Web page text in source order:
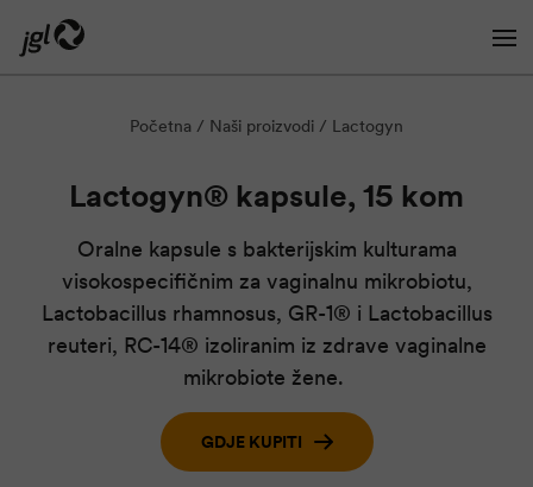
Preskoči na glavni sadržaj
Početna Naši proizvodi Lactogyn
Lactogyn® kapsule, 15 kom
Oralne kapsule s bakterijskim kulturama
visokospecifičnim za vaginalnu mikrobiotu,
Lactobacillus rhamnosus, GR-1® i Lactobacillus
reuteri, RC-14® izoliranim iz zdrave vaginalne
mikrobiote žene.
GDJE KUPITI